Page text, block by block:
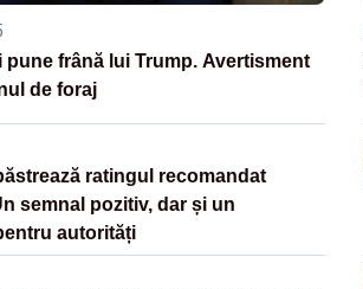
pune frână lui Trump. Avertisment
de foraj
ratingul recomandat
semnal pozitiv, dar și un
autorități